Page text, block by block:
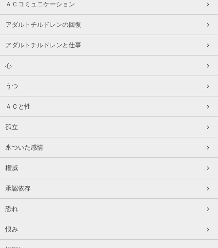
ＡＣコミュニケーション
アダルトチルドレンの回復
アダルトチルドレンと仕事
心
うつ
ＡＣと性
孤立
氷ついた感情
権威
承認依存
恐れ
恨み